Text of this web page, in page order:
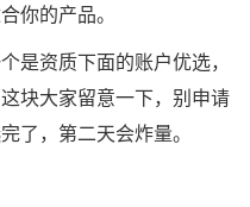
你的产品。
资质下面的账户优选，
块大家留意一下，别申请
了，第二天会炸量。